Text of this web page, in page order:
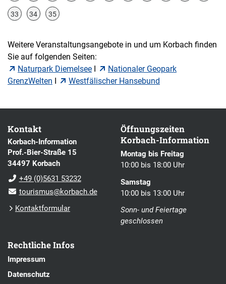
33 34 35
Weitere Veranstaltungsangebote in und um Korbach finden
Sie auf folgenden Seiten:
Naturpark Diemelsee I
Nationaler Geopark
GrenzWelten I Westfälischer Hansebund
Kontakt
Korbach-Information
Prof.-Bier-Straße 15
34497 Korbach
+49 (0)5631 53232
tourismus@korbach.de
Kontaktformular
Öffnungszeiten
Korbach-Information
Montag bis Freitag
10:00 bis 18:00 Uhr
Samstag
10:00 bis 13:00 Uhr
Sonn- und Feiertage
geschlossen
Rechtliche Infos
Impressum
Datenschutz